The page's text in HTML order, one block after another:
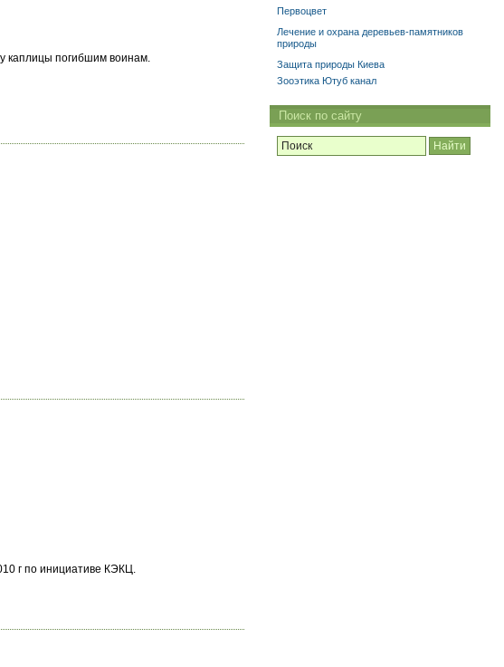
у каплицы погибшим воинам.
г по инициативе КЭКЦ.
Первоцвет
Лечение и охрана деревьев-памятников
природы
Защита природы Киева
Зооэтика Ютуб канал
Поиск по сайту